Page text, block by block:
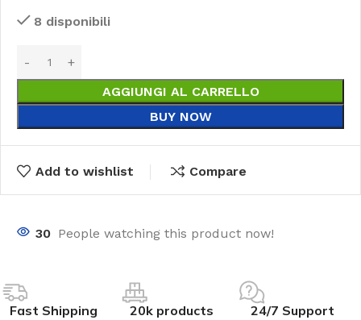
8 disponibili
AGGIUNGI AL CARRELLO
BUY NOW
Add to wishlist Compare
30 People watching this product now!
Fast Shipping 20k products 24/7 Support